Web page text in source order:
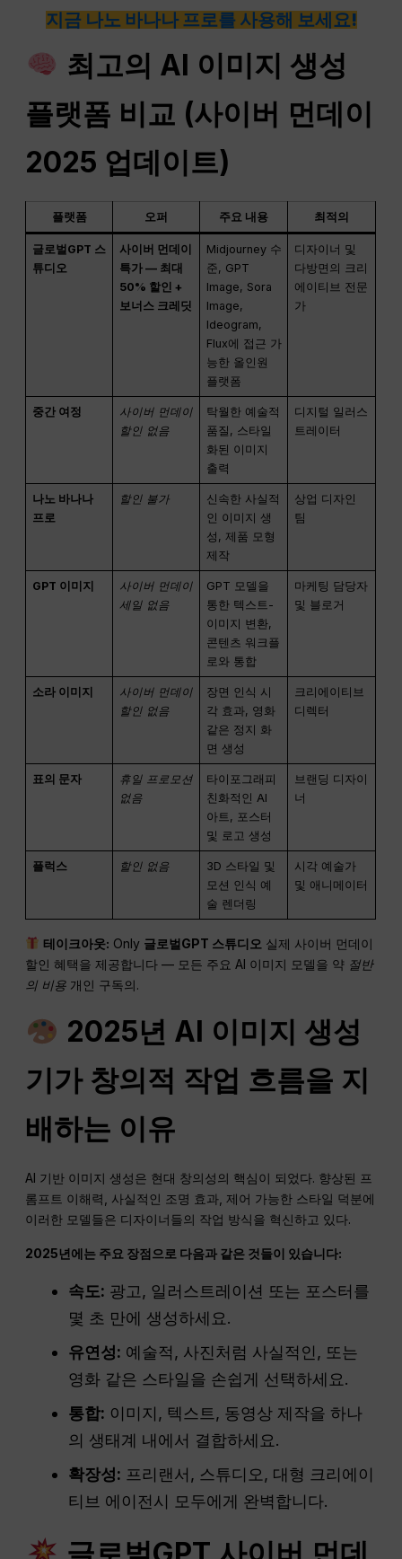
지금 나노 바나나 프로를 사용해 보세요!
최고의 AI 이미지 생성
플랫폼 비교 (사이버 먼데이
2025 업데이트)
플랫폼 오퍼 주요 내용 최적의
글로벌GPT 스
튜디오
사이버 먼데이
특가 — 최대
50% 할인 +
보너스 크레딧
Midjourney 수
준, GPT
Image, Sora
Image,
Ideogram,
Flux에 접근 가
능한 올인원
플랫폼
디자이너 및
다방면의 크리
에이티브 전문
가
중간 여정
사이버 먼데이
할인 없음
탁월한 예술적
품질, 스타일
화된 이미지
출력
디지털 일러스
트레이터
나노 바나나
프로
할인 불가
신속한 사실적
인 이미지 생
성, 제품 모형
제작
상업 디자인
팀
GPT 이미지
사이버 먼데이
세일 없음
GPT 모델을
통한 텍스트-
이미지 변환,
콘텐츠 워크플
로와 통합
마케팅 담당자
및 블로거
소라 이미지
사이버 먼데이
할인 없음
장면 인식 시
각 효과, 영화
같은 정지 화
면 생성
크리에이티브
디렉터
표의 문자
휴일 프로모션
없음
타이포그래피
친화적인 AI
아트, 포스터
및 로고 생성
브랜딩 디자이
너
플럭스 할인 없음
3D 스타일 및
모션 인식 예
술 렌더링
시각 예술가
및 애니메이터
테이크아웃: Only 글로벌GPT 스튜디오 실제 사이버 먼데이
할인 혜택을 제공합니다 — 모든 주요 AI 이미지 모델을 약 절반
의 비용 개인 구독의.
2025년 AI 이미지 생성
기가 창의적 작업 흐름을 지
배하는 이유
AI 기반 이미지 생성은 현대 창의성의 핵심이 되었다. 향상된 프
롬프트 이해력, 사실적인 조명 효과, 제어 가능한 스타일 덕분에
이러한 모델들은 디자이너들의 작업 방식을 혁신하고 있다.
2025년에는 주요 장점으로 다음과 같은 것들이 있습니다:
속도: 광고, 일러스트레이션 또는 포스터를
몇 초 만에 생성하세요.
유연성: 예술적, 사진처럼 사실적인, 또는
영화 같은 스타일을 손쉽게 선택하세요.
통합: 이미지, 텍스트, 동영상 제작을 하나
의 생태계 내에서 결합하세요.
확장성: 프리랜서, 스튜디오, 대형 크리에이
티브 에이전시 모두에게 완벽합니다.